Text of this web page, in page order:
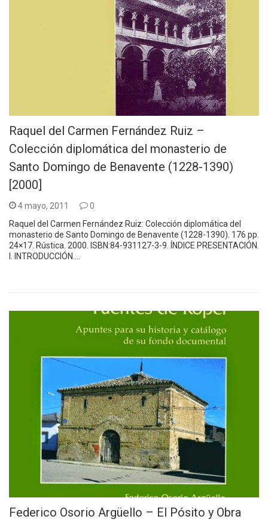
Raquel del Carmen Fernández Ruiz –
Colección diplomática del monasterio de
Santo Domingo de Benavente (1228-1390)
[2000]
4 mayo, 2011
0
Raquel del Carmen Fernández Ruiz: Colección diplomática del
monasterio de Santo Domingo de Benavente (1228-1390). 176 pp.
24×17. Rústica. 2000. ISBN:84-931127-3-9. ÍNDICE PRESENTACIÓN.
I. INTRODUCCIÓN.…
Federico Osorio Argüello – El Pósito y Obra